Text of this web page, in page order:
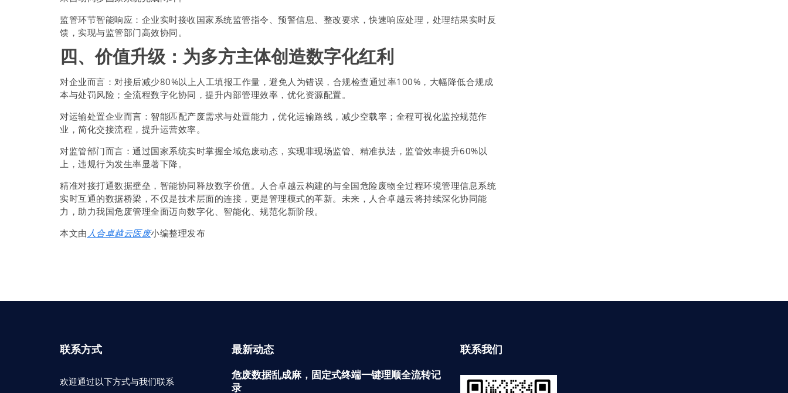
监管环节智能响应：企业实时接收国家系统监管指令、预警信息、整改要求，快速响应处理，处理结果实时反
馈，实现与监管部门高效协同。
四、价值升级：为多方主体创造数字化红利
对企业而言：对接后减少80%以上人工填报工作量，避免人为错误，合规检查通过率100%，大幅降低合规成
本与处罚风险；全流程数字化协同，提升内部管理效率，优化资源配置。
对运输处置企业而言：智能匹配产废需求与处置能力，优化运输路线，减少空载率；全程可视化监控规范作
业，简化交接流程，提升运营效率。
对监管部门而言：通过国家系统实时掌握全域危废动态，实现非现场监管、精准执法，监管效率提升60%以
上，违规行为发生率显著下降。
精准对接打通数据壁垒，智能协同释放数字价值。人合卓越云构建的与全国危险废物全过程环境管理信息系统
实时互通的数据桥梁，不仅是技术层面的连接，更是管理模式的革新。未来，人合卓越云将持续深化协同能
力，助力我国危废管理全面迈向数字化、智能化、规范化新阶段。
本文由 人合卓越云医废小编整理发布
联系方式
欢迎通过以下方式与我们联系
最新动态
危废数据乱成麻，固定式终端一键理顺全流转记
录
联系我们